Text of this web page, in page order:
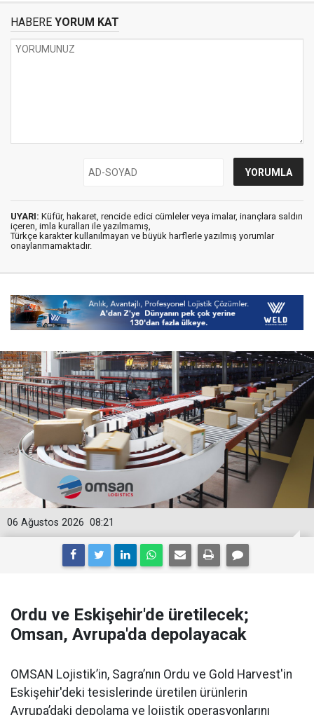
HABERE YORUM KAT
UYARI: Küfür, hakaret, rencide edici cümleler veya imalar, inançlara saldırı
içeren, imla kuralları ile yazılmamış,
Türkçe karakter kullanılmayan ve büyük harflerle yazılmış yorumlar
onaylanmamaktadır.
08:21
06 Ağustos 2026
Ordu ve Eskişehir'de üretilecek;
Omsan, Avrupa'da depolayacak
OMSAN Lojistik’in, Sagra’nın Ordu ve Gold Harvest'in
Eskişehir'deki tesislerinde üretilen ürünlerin
Avrupa’daki depolama ve lojistik operasyonlarını